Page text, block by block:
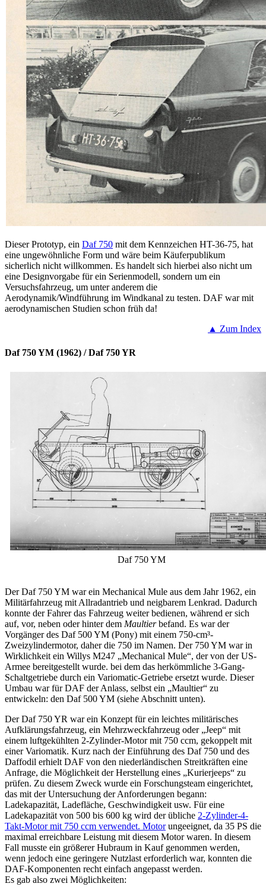
Dieser Prototyp, ein Daf 750 mit dem Kennzeichen HT-36-75, hat
eine ungewöhnliche Form und wäre beim Käuferpublikum
sicherlich nicht willkommen. Es handelt sich hierbei also nicht um
eine Designvorgabe für ein Serienmodell, sondern um ein
Versuchsfahrzeug, um unter anderem die
Aerodynamik/Windführung im Windkanal zu testen. DAF war mit
aerodynamischen Studien schon früh da!
▲ Zum Index
Daf 750 YM (1962) / Daf 750 YR
Daf 750 YM
Der Daf 750 YM war ein Mechanical Mule aus dem Jahr 1962, ein
Militärfahrzeug mit Allradantrieb und neigbarem Lenkrad. Dadurch
konnte der Fahrer das Fahrzeug weiter bedienen, während er sich
auf, vor, neben oder hinter dem Maultierbefand. Es war der
Vorgänger des Daf 500 YM (Pony) mit einem 750-cm³-
Zweizylindermotor, daher die 750 im Namen. Der 750 YM war in
Wirklichkeit ein Willys M247 „Mechanical Mule“, der von der US-
Armee bereitgestellt wurde. bei dem das herkömmliche 3-Gang-
Schaltgetriebe durch ein Variomatic-Getriebe ersetzt wurde. Dieser
Umbau war für DAF der Anlass, selbst ein „Maultier“ zu
entwickeln: den Daf 500 YM (siehe Abschnitt unten).
Der Daf 750 YR war ein Konzept für ein leichtes militärisches
Aufklärungsfahrzeug, ein Mehrzweckfahrzeug oder „Jeep“ mit
einem luftgekühlten 2-Zylinder-Motor mit 750 ccm, gekoppelt mit
einer Variomatik. Kurz nach der Einführung des Daf 750 und des
Daffodil erhielt DAF von den niederländischen Streitkräften eine
Anfrage, die Möglichkeit der Herstellung eines „Kurierjeeps“ zu
prüfen. Zu diesem Zweck wurde ein Forschungsteam eingerichtet,
das mit der Untersuchung der Anforderungen begann:
Ladekapazität, Ladefläche, Geschwindigkeit usw. Für eine
Ladekapazität von 500 bis 600 kg wird der übliche 2-Zylinder-4-
Takt-Motor mit 750 ccm verwendet. Motorungeeignet, da 35 PS die
maximal erreichbare Leistung mit diesem Motor waren. In diesem
Fall musste ein größerer Hubraum in Kauf genommen werden,
wenn jedoch eine geringere Nutzlast erforderlich war, konnten die
DAF-Komponenten recht einfach angepasst werden.
Es gab also zwei Möglichkeiten: